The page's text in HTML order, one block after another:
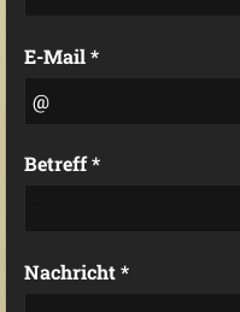
E-Mail *
Betreff *
Nachricht *